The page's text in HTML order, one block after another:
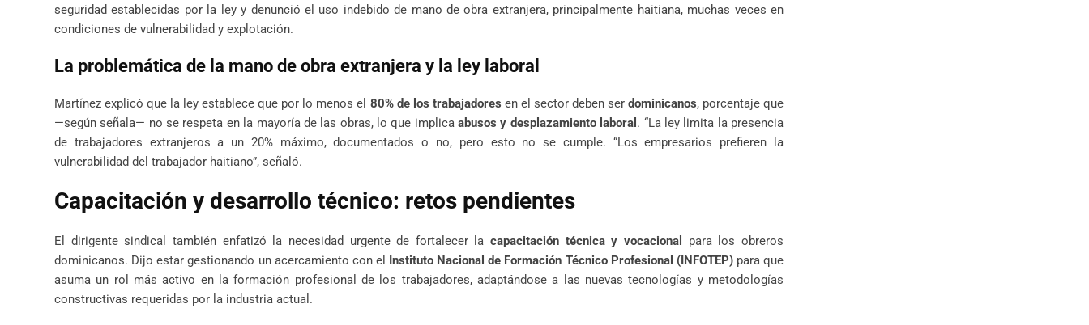
seguridad establecidas por la ley y denunció el uso indebido de mano de obra extranjera, principalmente haitiana, muchas veces en
condiciones de vulnerabilidad y explotación.
La problemática de la mano de obra extranjera y la ley laboral
Martínez explicó que la ley establece que por lo menos el 80% de los trabajadores en el sector deben ser dominicanos, porcentaje que
—según señala— no se respeta en la mayoría de las obras, lo que implicaabusos y desplazamiento laboral . “La ley limita la presencia
de trabajadores extranjeros a un 20% máximo, documentados o no, pero esto no se cumple. “Los empresarios prefieren la
vulnerabilidad del trabajador haitiano”, señaló.
Capacitación y desarrollo técnico: retos pendientes
El dirigente sindical también enfatizó la necesidad urgente de fortalecer lacapacitación técnica y vocacional
para los obreros
dominicanos. Dijo estar gestionando un acercamiento con el
Instituto Nacional de Formación Técnico Profesional (INFOTEP)para que
asuma un rol más activo en la formación profesional de los trabajadores, adaptándose a las nuevas tecnologías y metodologías
constructivas requeridas por la industria actual.